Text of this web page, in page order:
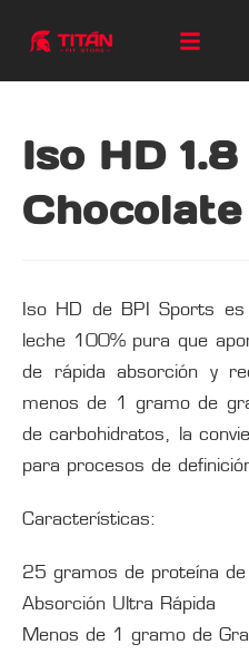
Iso HD
Chocolate
Iso HD de BPI Sports
leche 100% pura que
de rápida absorción y
menos de 1 gramo de
de carbohidratos, la
para procesos de
Características:
25 gramos de proteína
Absorción Ultra Rápida
Menos de 1 gramo de